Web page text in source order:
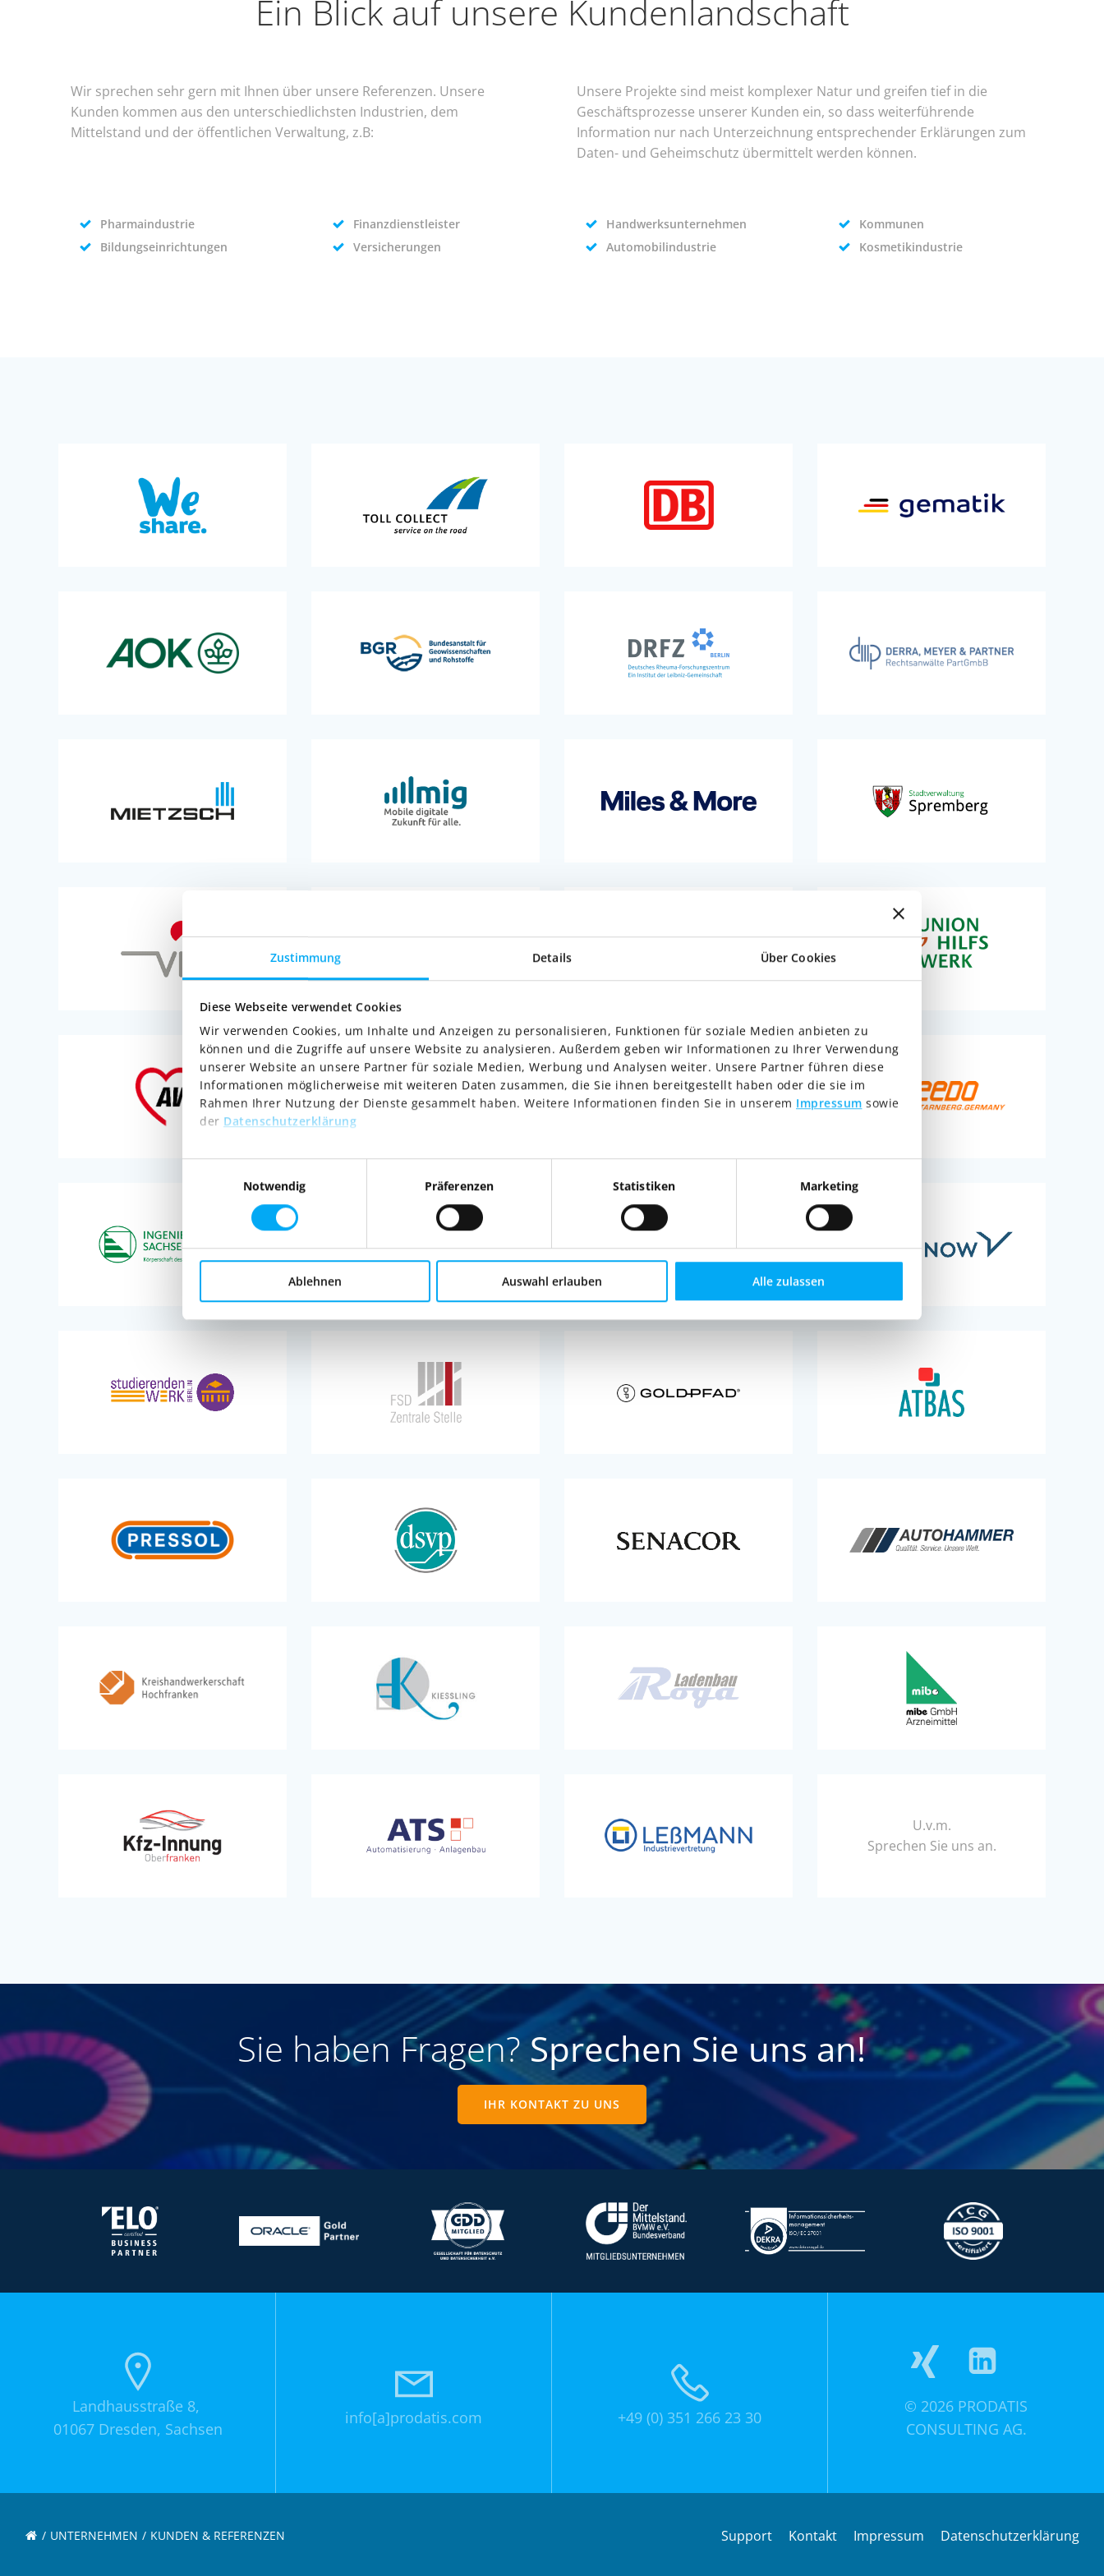
Zustimmung Details Über Cookies
Diese Webseite verwendet Cookies
Wir verwenden Cookies, um Inhalte und Anzeigen zu personalisieren, Funktionen für soziale Medien anbieten zu
können und die Zugriffe auf unsere Website zu analysieren. Außerdem geben wir Informationen zu Ihrer Verwendung
unserer Website an unsere Partner für soziale Medien, Werbung und Analysen weiter. Unsere Partner führen diese
Informationen möglicherweise mit weiteren Daten zusammen, die Sie ihnen bereitgestellt haben oder die sie im
Rahmen Ihrer Nutzung der Dienste gesammelt haben. Weitere Informationen finden Sie in unserem Impressum sowie
der Datenschutzerklärung
Notwendig
Präferenzen Statistiken Marketing
Ablehnen Auswahl erlauben Alle zulassen
Ein Blick auf unsere Kundenlandschaft
Wir sprechen sehr gern mit Ihnen über unsere Referenzen. Unsere
Kunden kommen aus den unterschiedlichsten Industrien, dem
Mittelstand und der öffentlichen Verwaltung, z.B:
Unsere Projekte sind meist komplexer Natur und greifen tief in die
Geschäftsprozesse unserer Kunden ein, so dass weiterführende
Information nur nach Unterzeichnung entsprechender Erklärungen zum
Daten- und Geheimschutz übermittelt werden können.
Pharmaindustrie
Bildungseinrichtungen
Finanzdienstleister
Versicherungen
Handwerksunternehmen
Automobilindustrie
Kommunen
Kosmetikindustrie
U.v.m.
Sprechen Sie uns an.
Sie haben Fragen? Sprechen Sie uns an!
IHR KONTAKT ZU UNS
Landhausstraße 8,
01067 Dresden, Sachsen
info[a]prodatis.com +49 (0) 351 266 23 30
© 2026 PRODATIS
CONSULTING AG.
UNTERNEHMEN KUNDEN & REFERENZEN Support Kontakt Impressum Datenschutzerklärung